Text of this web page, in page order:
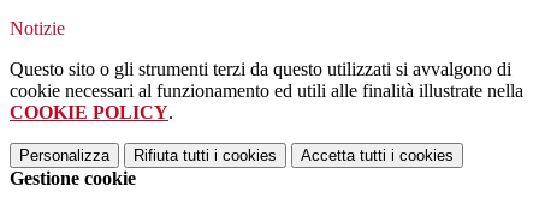
Notizie
Questo sito o gli strumenti terzi da questo utilizzati si avvalgono di
cookie necessari al funzionamento ed utili alle finalità illustrate nella
COOKIE POLICY.
Personalizza Rifiuta tutti i cookies Accetta tutti i cookies
Gestione cookie